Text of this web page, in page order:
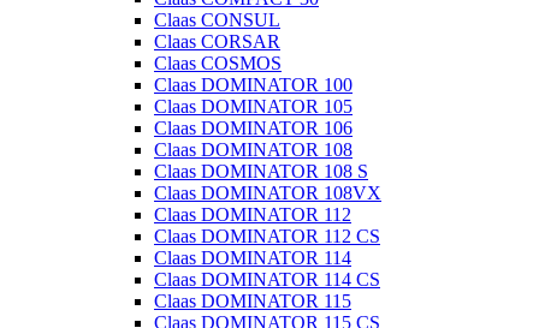
Claas CONSUL
Claas CORSAR
Claas COSMOS
Claas DOMINATOR 100
Claas DOMINATOR 105
Claas DOMINATOR 106
Claas DOMINATOR 108
Claas DOMINATOR 108 S
Claas DOMINATOR 108VX
Claas DOMINATOR 112
Claas DOMINATOR 112 CS
Claas DOMINATOR 114
Claas DOMINATOR 114 CS
Claas DOMINATOR 115
Claas DOMINATOR 115 CS